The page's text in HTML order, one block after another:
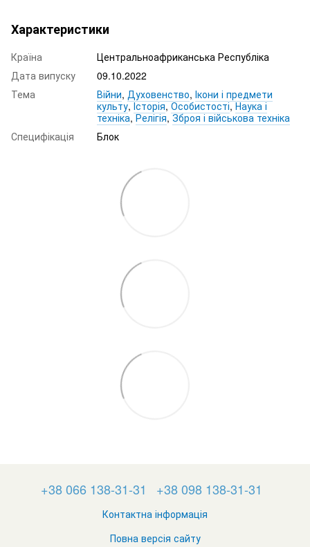
Характеристики
Країна
Центральноафриканська Республіка
Дата випуску
09.10.2022
Тема
Війни, Духовенство, Ікони і предмети
культу,Історія,Особистості,Наука і
техніка,Релігія,Зброя і військова техніка
Специфікація
Блок
+38 066 138-31-31 +38 098 138-31-31
Контактна інформація
Повна версія сайту